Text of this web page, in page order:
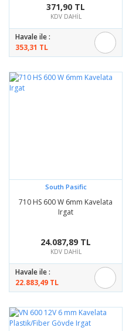
371,90 TL
KDV DAHİL
Havale ile :
353,31 TL
South Pasific
710 HS 600 W 6mm Kavelata
Irgat
24.087,89 TL
KDV DAHİL
Havale ile :
22.883,49 TL